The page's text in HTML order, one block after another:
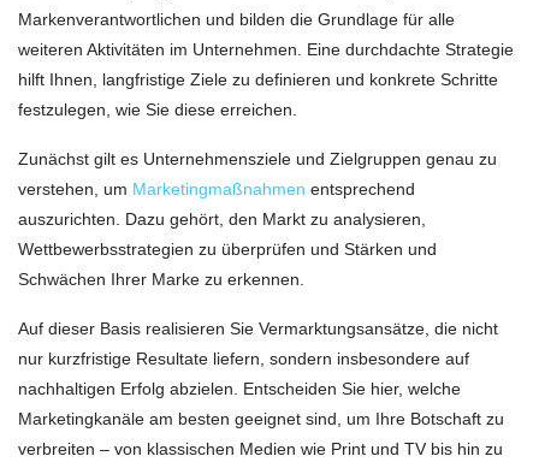
Markenverantwortlichen und bilden die Grundlage für alle
weiteren Aktivitäten im Unternehmen. Eine durchdachte Strategie
hilft Ihnen, langfristige Ziele zu definieren und konkrete Schritte
festzulegen, wie Sie diese erreichen.
Zunächst gilt es Unternehmensziele und Zielgruppen genau zu
verstehen, um Marketingmaßnahmen entsprechend
auszurichten. Dazu gehört, den Markt zu analysieren,
Wettbewerbsstrategien zu überprüfen und Stärken und
Schwächen Ihrer Marke zu erkennen.
Auf dieser Basis realisieren Sie Vermarktungsansätze, die nicht
nur kurzfristige Resultate liefern, sondern insbesondere auf
nachhaltigen Erfolg abzielen. Entscheiden Sie hier, welche
Marketingkanäle am besten geeignet sind, um Ihre Botschaft zu
verbreiten – von klassischen Medien wie Print und TV bis hin zu